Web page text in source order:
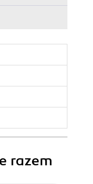
razem